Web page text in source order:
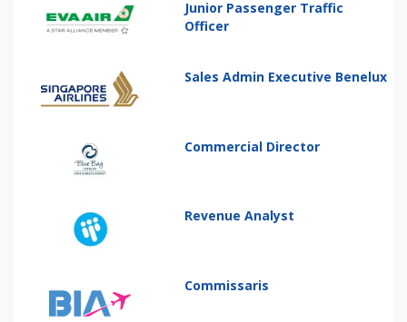
Junior Passenger Traffic
Officer
Sales Admin Executive Benelux
Commercial Director
Revenue Analyst
Commissaris